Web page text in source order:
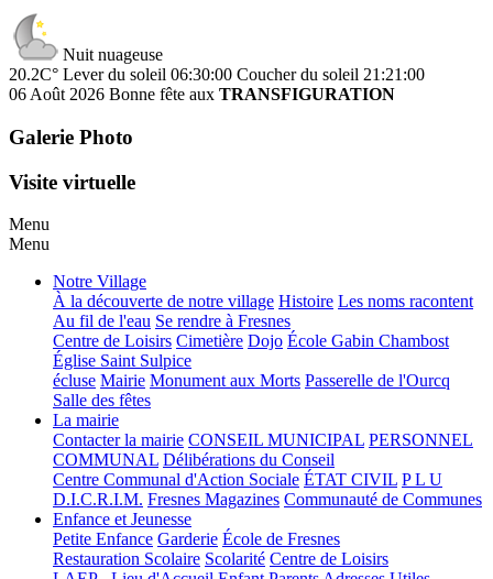
Nuit nuageuse
20.2C° Lever du soleil 06:30:00 Coucher du soleil 21:21:00
06 Août 2026 Bonne fête aux TRANSFIGURATION
Galerie Photo
Visite virtuelle
Menu
Menu
Notre Village
À la découverte de notre village Histoire Les noms racontent
Au fil de l'eau Se rendre à Fresnes
Centre de Loisirs Cimetière Dojo École Gabin Chambost
Église Saint Sulpice
écluse Mairie Monument aux Morts Passerelle de l'Ourcq
Salle des fêtes
La mairie
Contacter la mairie CONSEIL MUNICIPAL PERSONNEL
COMMUNAL Délibérations du Conseil
Centre Communal d'Action Sociale ÉTAT CIVIL P L U
D.I.C.R.I.M. Fresnes Magazines Communauté de Communes
Enfance et Jeunesse
Petite Enfance Garderie École de Fresnes
Restauration Scolaire Scolarité Centre de Loisirs